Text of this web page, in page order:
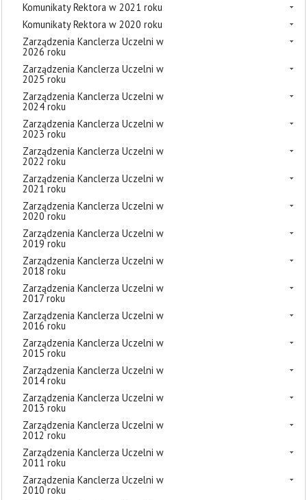
Komunikaty Rektora w 2021 roku
Komunikaty Rektora w 2020 roku
Zarządzenia Kanclerza Uczelni w
2026 roku
Zarządzenia Kanclerza Uczelni w
2025 roku
Zarządzenia Kanclerza Uczelni w
2024 roku
Zarządzenia Kanclerza Uczelni w
2023 roku
Zarządzenia Kanclerza Uczelni w
2022 roku
Zarządzenia Kanclerza Uczelni w
2021 roku
Zarządzenia Kanclerza Uczelni w
2020 roku
Zarządzenia Kanclerza Uczelni w
2019 roku
Zarządzenia Kanclerza Uczelni w
2018 roku
Zarządzenia Kanclerza Uczelni w
2017 roku
Zarządzenia Kanclerza Uczelni w
2016 roku
Zarządzenia Kanclerza Uczelni w
2015 roku
Zarządzenia Kanclerza Uczelni w
2014 roku
Zarządzenia Kanclerza Uczelni w
2013 roku
Zarządzenia Kanclerza Uczelni w
2012 roku
Zarządzenia Kanclerza Uczelni w
2011 roku
Zarządzenia Kanclerza Uczelni w
2010 roku